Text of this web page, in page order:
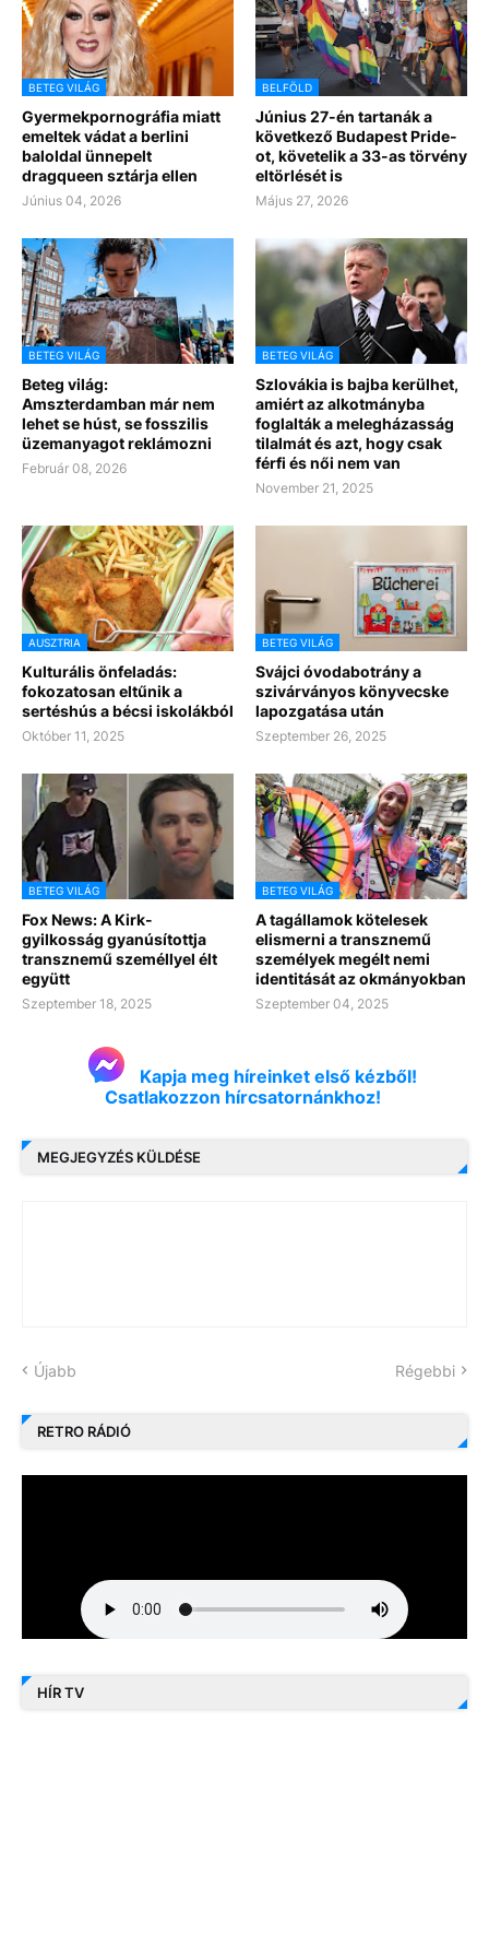
BETEG VILÁG
Gyermekpornográfia miatt
emeltek vádat a berlini
baloldal ünnepelt
dragqueen sztárja ellen
Június 04, 2026
BELFÖLD
Június 27-én tartanák a
következő Budapest Pride-
ot, követelik a 33-as törvény
eltörlését is
Május 27, 2026
BETEG VILÁG
Beteg világ:
Amszterdamban már nem
lehet se húst, se fosszilis
üzemanyagot reklámozni
Február 08, 2026
BETEG VILÁG
Szlovákia is bajba kerülhet,
amiért az alkotmányba
foglalták a melegházasság
tilalmát és azt, hogy csak
férfi és női nem van
November 21, 2025
AUSZTRIA
Kulturális önfeladás:
fokozatosan eltűnik a
sertéshús a bécsi iskolákból
Október 11, 2025
BETEG VILÁG
Svájci óvodabotrány a
szivárványos könyvecske
lapozgatása után
Szeptember 26, 2025
BETEG VILÁG
Fox News: A Kirk-
gyilkosság gyanúsítottja
transznemű személlyel élt
együtt
Szeptember 18, 2025
BETEG VILÁG
A tagállamok kötelesek
elismerni a transznemű
személyek megélt nemi
identitását az okmányokban
Szeptember 04, 2025
Kapja meg híreinket első kézből!
Csatlakozzon hírcsatornánkhoz!
MEGJEGYZÉS KÜLDÉSE
Újabb Régebbi
RETRO RÁDIÓ
HÍR TV